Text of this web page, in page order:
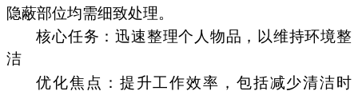
隐蔽部位均需细致处理。
核心任务：迅速整理个人物品，以维持环境整
洁
优化焦点：提升工作效率，包括减少清洁时